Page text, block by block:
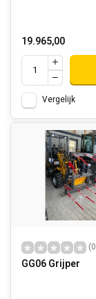
19.965,00
Vergelijk
GG06 Grijper